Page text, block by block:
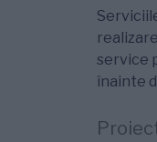
service
înainte